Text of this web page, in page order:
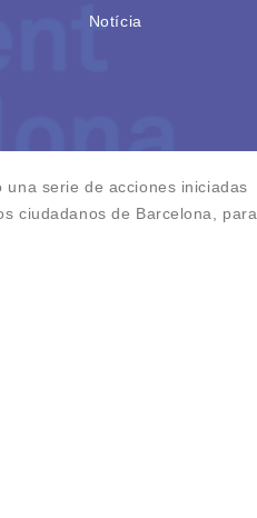
Notícia
serie de acciones iniciadas
ciudadanos de Barcelona, para